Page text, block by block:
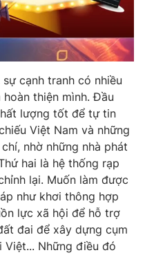
cạnh tranh có nhiều
thiện mình. Đầu
lượng tốt để tự tin
Việt Nam và những
nhờ những nhà phát
hai là hệ thống rạp
lại. Muốn làm được
như khơi thông hợp
lực xã hội để hỗ trợ
đai để xây dựng cụm
Những điều đó